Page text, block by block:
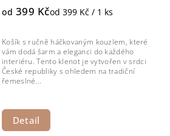
od 399 Kčod 399 Kč / 1 ks
Detail
Košík s ručně háčkovaným kouzlem, které
vám dodá šarm a eleganci do každého
interiéru. Tento klenot je vytvořen v srdci
České republiky s ohledem na tradiční
řemeslné...